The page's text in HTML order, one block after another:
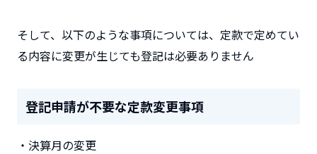
そして、以下のような事項については、定款で定めてい
る内容に変更が生じても登記は必要ありません
登記申請が不要な定款変更事項
・決算月の変更